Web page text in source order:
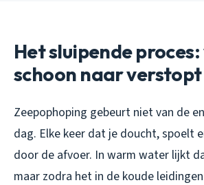
Het sluipende
schoon naar verstopt
Zeepophoping gebeurt niet van de
dag. Elke keer dat je doucht, spoelt
door de afvoer. In warm water lijkt
maar zodra het in de koude